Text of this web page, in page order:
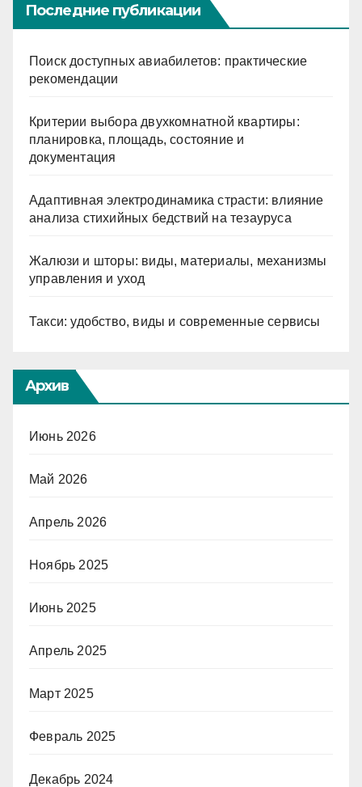
Последние публикации
Поиск доступных авиабилетов: практические
рекомендации
Критерии выбора двухкомнатной квартиры:
планировка, площадь, состояние и
документация
Адаптивная электродинамика страсти: влияние
анализа стихийных бедствий на тезауруса
Жалюзи и шторы: виды, материалы, механизмы
управления и уход
Такси: удобство, виды и современные сервисы
Архив
Июнь 2026
Май 2026
Апрель 2026
Ноябрь 2025
Июнь 2025
Апрель 2025
Март 2025
Февраль 2025
Декабрь 2024